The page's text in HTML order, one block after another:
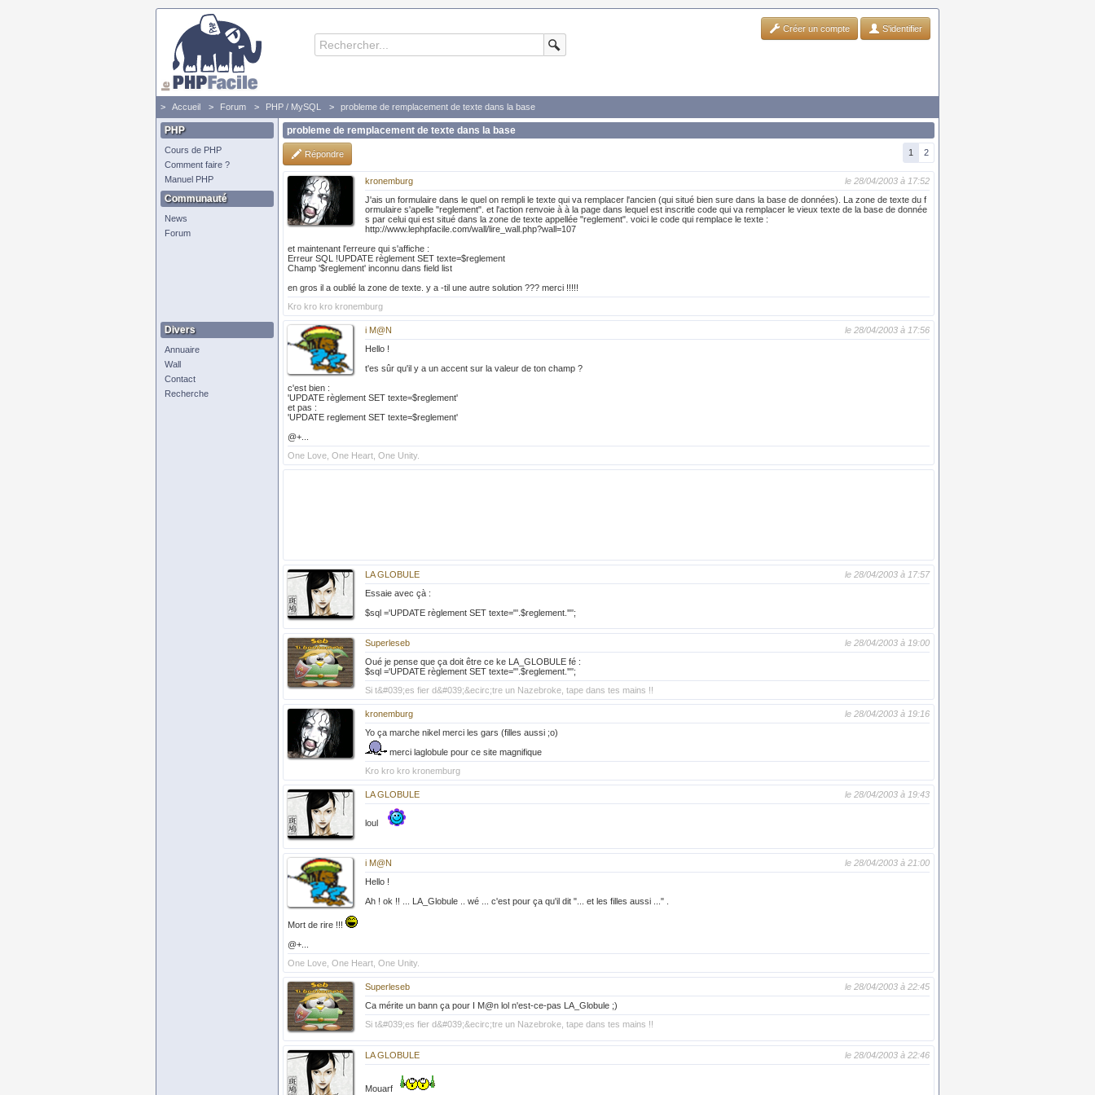
Créer un compte S'identifier
Accueil Forum PHP / MySQL probleme de remplacement de texte dans la base
PHP
Cours de PHP
Comment faire ?
Manuel PHP
Communauté
News
Forum
Divers
Annuaire
Wall
Contact
Recherche
probleme de remplacement de texte dans la base
Répondre 1 2
le 28/04/2003 à 17:52
kronemburg
J'ais un formulaire dans le quel on rempli le texte qui va remplacer l'ancien (qui situé bien sure dans la base de données). La zone de texte du f
ormulaire s'apelle "reglement". et l'action renvoie à à la page dans lequel est inscritle code qui va remplacer le vieux texte de la base de donnée
s par celui qui est situé dans la zone de texte appellée "reglement". voici le code qui remplace le texte :
http://www.lephpfacile.com/wall/lire_wall.php?wall=107
et maintenant l'erreure qui s'affiche :
Erreur SQL !UPDATE règlement SET texte=$reglement
Champ '$reglement' inconnu dans field list
en gros il a oublié la zone de texte. y a -til une autre solution ??? merci !!!!!
Kro kro kro kronemburg
le 28/04/2003 à 17:56
i M@N
Hello !
t'es sûr qu'il y a un accent sur la valeur de ton champ ?
c'est bien :
'UPDATE règlement SET texte=$reglement'
et pas :
'UPDATE reglement SET texte=$reglement'
@+...
One Love, One Heart, One Unity.
le 28/04/2003 à 17:57
LA GLOBULE
Essaie avec çà :
$sql ='UPDATE règlement SET texte="'.$reglement.'"';
le 28/04/2003 à 19:00
Superleseb
Oué je pense que ça doit être ce ke LA_GLOBULE fé :
$sql ='UPDATE règlement SET texte="'.$reglement.'"';
Si t&#039;es fier d&#039;&ecirc;tre un Nazebroke, tape dans tes mains !!
le 28/04/2003 à 19:16
kronemburg
Yo ça marche nikel merci les gars (filles aussi ;o)
merci laglobule pour ce site magnifique
Kro kro kro kronemburg
le 28/04/2003 à 19:43
LA GLOBULE
loul
le 28/04/2003 à 21:00
i M@N
Hello !
Ah ! ok !! ... LA_Globule .. wé ... c'est pour ça qu'il dit "... et les filles aussi ..." .
Mort de rire !!!
@+...
One Love, One Heart, One Unity.
le 28/04/2003 à 22:45
Superleseb
Ca mérite un bann ça pour I M@n lol n'est-ce-pas LA_Globule ;)
Si t&#039;es fier d&#039;&ecirc;tre un Nazebroke, tape dans tes mains !!
le 28/04/2003 à 22:46
LA GLOBULE
Mouarf